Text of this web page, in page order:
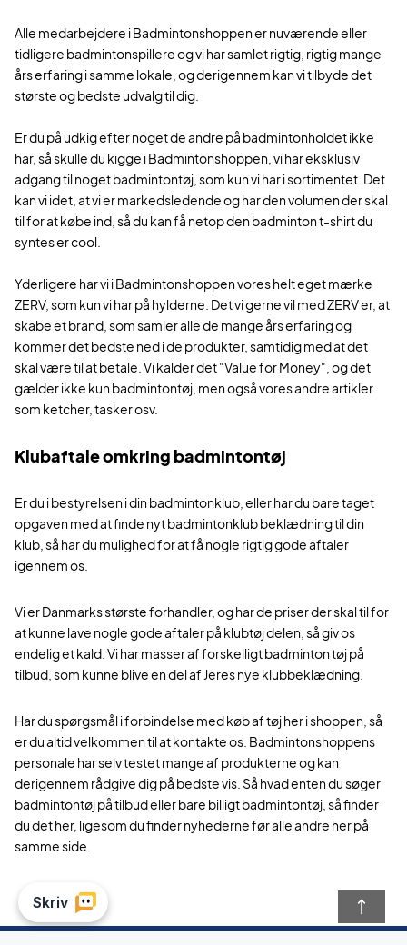
Alle medarbejdere i Badmintonshoppen er nuværende eller
tidligere badmintonspillere og vi har samlet rigtig, rigtig mange
års erfaring i samme lokale, og derigennem kan vi tilbyde det
største og bedste udvalg til dig.
Er du på udkig efter noget de andre på badmintonholdet ikke
har, så skulle du kigge i Badmintonshoppen, vi har eksklusiv
adgang til noget badmintontøj, som kun vi har i sortimentet. Det
kan vi idet, at vi er markedsledende og har den volumen der skal
til for at købe ind, så du kan få netop den badminton t-shirt du
syntes er cool.
Yderligere har vi i Badmintonshoppen vores helt eget mærke
ZERV, som kun vi har på hylderne. Det vi gerne vil med ZERV er, at
skabe et brand, som samler alle de mange års erfaring og
kommer det bedste ned i de produkter, samtidig med at det
skal være til at betale. Vi kalder det "Value for Money", og det
gælder ikke kun badmintontøj, men også vores andre artikler
som ketcher, tasker osv.
Klubaftale omkring badmintontøj
Er du i bestyrelsen i din badmintonklub, eller har du bare taget
opgaven med at finde nyt badmintonklub beklædning til din
klub, så har du mulighed for at få nogle rigtig gode aftaler
igennem os.
Vi er Danmarks største forhandler, og har de priser der skal til for
at kunne lave nogle gode aftaler på klubtøj delen, så giv os
endelig et kald. Vi har masser af forskelligt badminton tøj på
tilbud, som kunne blive en del af Jeres nye klubbeklædning.
Har du spørgsmål i forbindelse med køb af tøj her i shoppen, så
er du altid velkommen til at kontakte os. Badmintonshoppens
personale har selv testet mange af produkterne og kan
derigennem rådgive dig på bedste vis. Så hvad enten du søger
badmintontøj på tilbud eller bare billigt badmintontøj, så finder
du det her, ligesom du finder nyhederne før alle andre her på
samme side.